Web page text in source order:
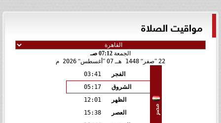
مواقيت الصلاة
الجمعة 07:12 صـ
22 صفر 1448 هـ 07 أغسطس 2026 م
مصر
الفجر
03:41
الشروق
05:17
الظهر
12:01
العصر
15:38